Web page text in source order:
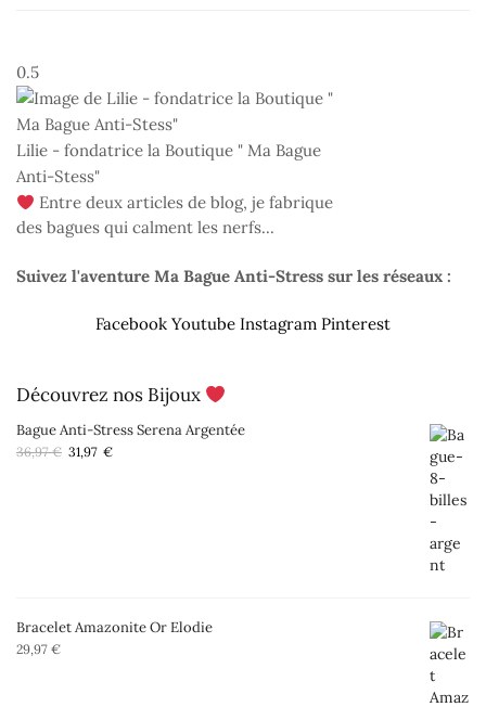
Lilie - fondatrice la Boutique " Ma Bague
Anti-Stess"
Entre deux articles de blog, je fabrique
des bagues qui calment les nerfs...
Suivez l'aventure Ma Bague Anti-Stress sur les réseaux :
Facebook Youtube Instagram Pinterest
Découvrez nos Bijoux
Bague Anti-Stress Serena Argentée
36,97€ Le
31,97 €Le
Bracelet Amazonite Or Elodie
29,97 €